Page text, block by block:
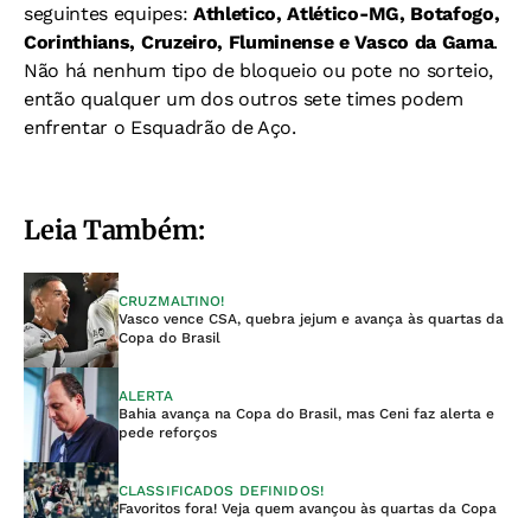
seguintes equipes: Athletico, Atlético-MG, Botafogo,
Corinthians, Cruzeiro, Fluminense e Vasco da Gama.
Não há nenhum tipo de bloqueio ou pote no sorteio,
então qualquer um dos outros sete times podem
enfrentar o Esquadrão de Aço.
Leia Também:
CRUZMALTINO!
Vasco vence CSA, quebra jejum e avança às quartas da
Copa do Brasil
ALERTA
Bahia avança na Copa do Brasil, mas Ceni faz alerta e
pede reforços
CLASSIFICADOS DEFINIDOS!
Favoritos fora! Veja quem avançou às quartas da Copa